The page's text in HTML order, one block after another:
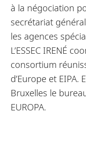
à la négociation
secrétariat
les agences
L’ESSEC IRENÉ
consortium
d’Europe et
Bruxelles le
EUROPA.